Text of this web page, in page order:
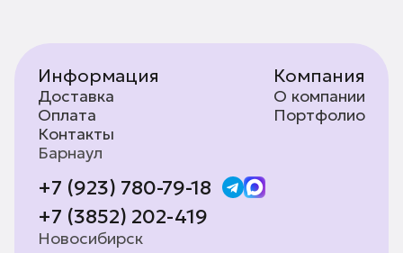
Информация
Доставка
Оплата
Контакты
Компания
О компании
Портфолио
Барнаул
+7 (923) 780-79-18
+7 (3852) 202-419
Новосибирск